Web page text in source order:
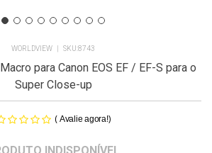
WORLDVIEW 8743
para Canon EOS EF / EF-S para o
Super Close-up
( Avalie agora!)